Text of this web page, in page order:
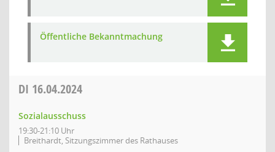
Öffentliche Bekanntmachung
DI 16.04.2024
Sozialausschuss
19:30-21:10 Uhr
Breithardt, Sitzungszimmer des Rathauses